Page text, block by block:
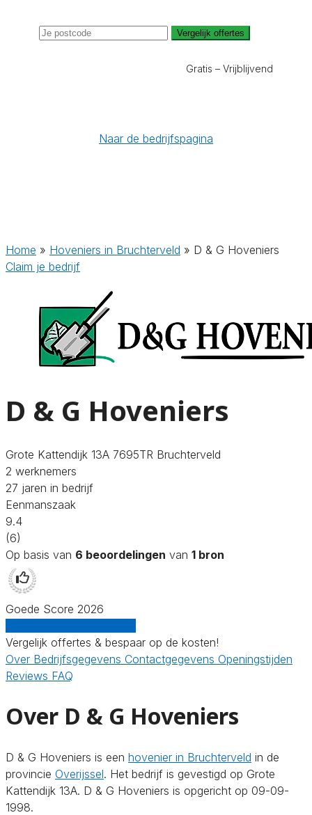
Vergelijk offertes
Gratis – Vrijblijvend
Naar de bedrijfspagina
Home » Hoveniers in Bruchterveld » D & G Hoveniers
Claim je bedrijf
D & G Hoveniers
Grote Kattendijk 13A 7695TR Bruchterveld
2 werknemers
27 jaren in bedrijf
Eenmanszaak
9.4
(6)
Op basis van 6 beoordelingen van 1 bron
Goede Score 2026
Vergelijk offertes & bespaar op de kosten!
Over Bedrijfsgegevens Contactgegevens Openingstijden
Reviews FAQ
Over D & G Hoveniers
D & G Hoveniers is een hovenier in Bruchterveld in de
provincie Overijssel. Het bedrijf is gevestigd op Grote
Kattendijk 13A. D & G Hoveniers is opgericht op 09-09-
1998.